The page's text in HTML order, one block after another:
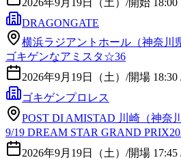
DRAGONGATE
横浜ラジアントホール（神奈川
ゴキゲンなアミスタ☆36
2026年9月19日（土） /開場 18:30
ゴキゲンプロレス
POST DI AMISTAD 川崎（神奈
9/19 DREAM STAR GRAND
2026年9月19日（土） /開場 17:45